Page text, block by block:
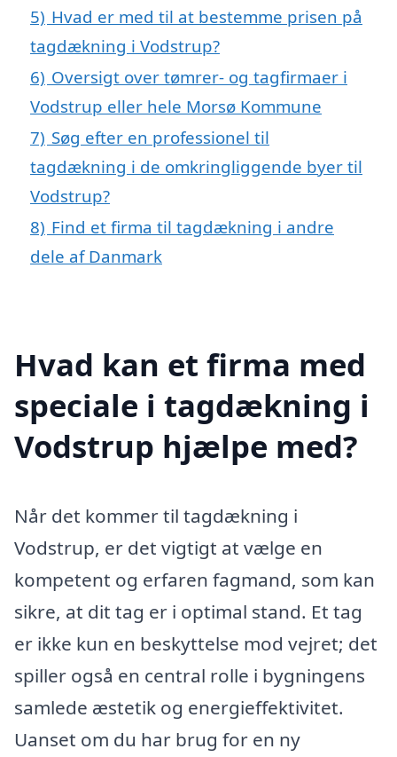
5) Hvad er med til at bestemme prisen på
tagdækning i Vodstrup?
6) Oversigt over tømrer- og tagfirmaer i
Vodstrup eller hele Morsø Kommune
7) Søg efter en professionel til
tagdækning i de omkringliggende byer til
Vodstrup?
8) Find et firma til tagdækning i andre
dele af Danmark
Hvad kan et firma med
speciale i tagdækning i
Vodstrup hjælpe med?
Når det kommer til tagdækning i
Vodstrup, er det vigtigt at vælge en
kompetent og erfaren fagmand, som kan
sikre, at dit tag er i optimal stand. Et tag
er ikke kun en beskyttelse mod vejret; det
spiller også en central rolle i bygningens
samlede æstetik og energieffektivitet.
Uanset om du har brug for en ny